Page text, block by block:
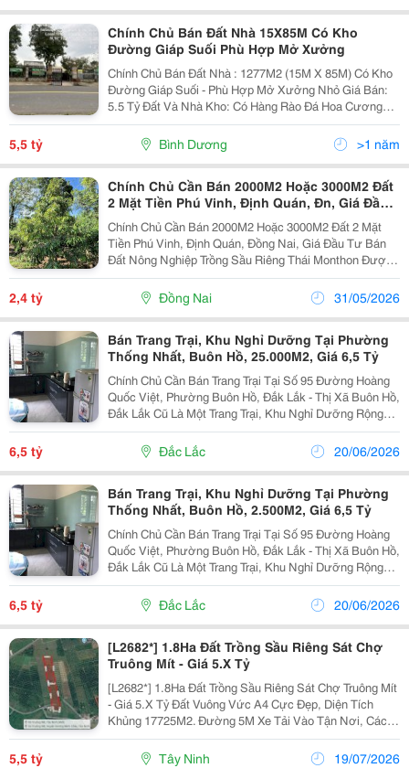
Chính Chủ Bán Đất Nhà 15X85M Có Kho
Đường Giáp Suối Phù Hợp Mở Xưởng
Chính Chủ Bán Đất Nhà : 1277M2 (15M X 85M) Có Kho
Đường Giáp Suối - Phù Hợp Mở Xưởng Nhỏ Giá Bán:
5.5 Tỷ Đất Và Nhà Kho: Có Hàng Rào Đá Hoa Cương
Đèn Xung Quanh Nhà Đất Phía Sau Còn Tầm 30M Có
Trồng Sầu Riêng Và Măng Cụt Tới Suối Đường Xi
Măng...
5,5 tỷ Bình Dương >1 năm
Chính Chủ Cần Bán 2000M2 Hoặc 3000M2 Đất
2 Mặt Tiền Phú Vinh, Định Quán, Đn, Giá Đầu
Tư
Chính Chủ Cần Bán 2000M2 Hoặc 3000M2 Đất 2 Mặt
Tiền Phú Vinh, Định Quán, Đồng Nai, Giá Đầu Tư Bán
Đất Nông Nghiệp Trồng Sầu Riêng Thái Monthon Được
3 Năm, Năm Sau Có Thẻ Lấy Trái. Đất 2 Mặt Tiền 1
Đường Bê Tông Lớn. Cách Chợ Phú Vinh Trường...
2,4 tỷ Đồng Nai 31/05/2026
Bán Trang Trại, Khu Nghỉ Dưỡng Tại Phường
Thống Nhất, Buôn Hồ, 25.000M2, Giá 6,5 Tỷ
Chính Chủ Cần Bán Trang Trại Tại Số 95 Đường Hoàng
Quốc Việt, Phường Buôn Hồ, Đắk Lắk - Thị Xã Buôn Hồ,
Đắk Lắk Cũ Là Một Trang Trại, Khu Nghỉ Dưỡng Rộng
Lớn Với Nhiều Tiềm Năng Phát Triển. - Diện Tích Lên
Tới 25000M2, Trên Đất Đang Trồng Sầu Riêng,...
6,5 tỷ Đắc Lắc 20/06/2026
Bán Trang Trại, Khu Nghỉ Dưỡng Tại Phường
Thống Nhất, Buôn Hồ, 2.500M2, Giá 6,5 Tỷ
Chính Chủ Cần Bán Trang Trại Tại Số 95 Đường Hoàng
Quốc Việt, Phường Buôn Hồ, Đắk Lắk - Thị Xã Buôn Hồ,
Đắk Lắk Cũ Là Một Trang Trại, Khu Nghỉ Dưỡng Rộng
Lớn Với Nhiều Tiềm Năng Phát Triển. - Diện Tích Lên
Tới 2.500M2, Trên Đất Đang Trồng Sầu Riêng,...
6,5 tỷ Đắc Lắc 20/06/2026
[L2682*] 1.8Ha Đất Trồng Sầu Riêng Sát Chợ
Truông Mít - Giá 5.X Tỷ
[L2682*] 1.8Ha Đất Trồng Sầu Riêng Sát Chợ Truông Mít
- Giá 5.X Tỷ Đất Vuông Vức A4 Cực Đẹp, Diện Tích
Khủng 17725M2. Đường 5M Xe Tải Vào Tận Nơi, Cách
Dt784 Chỉ 1Km. ✨ Khu Vực Chuyên Canh Sầu Riêng,
Tiềm Năng Sinh Lời Cao. Liên Hệ Ngay Để...
5,5 tỷ Tây Ninh 19/07/2026